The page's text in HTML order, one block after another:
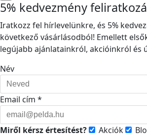
5% kedvezmény
Iratkozz fel hírlevelünkre, és 5%
következő vásárlásodból! Emellett
legújabb ajánlatainkról, akcióinkról és
Név
Email cím *
Miről kérsz értesítést? Akciók